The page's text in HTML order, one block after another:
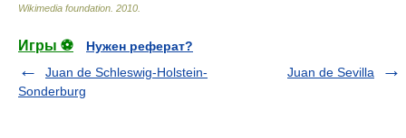
Wikimedia foundation 2010
Игры ⚽
Нужен реферат?
Juan de Schleswig-Holstein-
Sonderburg
Juan de Sevilla